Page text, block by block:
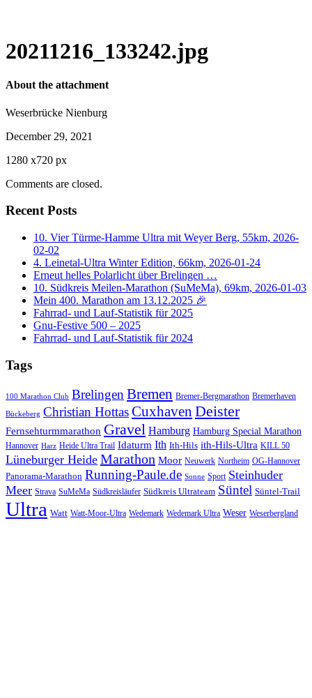
20211216_133242.jpg
About the attachment
Weserbrücke Nienburg
December 29, 2021
1280 x720 px
Comments are closed.
Recent Posts
10. Vier Türme-Hamme Ultra mit Weyer Berg, 55km, 2026-
02-02
4. Leinetal-Ultra Winter Edition, 66km, 2026-01-24
Erneut helles Polarlicht über Brelingen …
10. Südkreis Meilen-Marathon (SuMeMa), 69km, 2026-01-03
Mein 400. Marathon am 13.12.2025 🎉
Fahrrad- und Lauf-Statistik für 2025
Gnu-Festive 500 – 2025
Fahrrad- und Lauf-Statistik für 2024
Tags
100 Marathon Club BrelingenBremen Bremer-Bergmarathon Bremerhaven
Bückeberg Christian HottasCuxhaven Deister
Fernsehturmmarathon Gravel Hamburg Hamburg Special Marathon
Hannover Harz Heide Ultra Trail Idaturm Ith Ith-Hils ith-Hils-Ultra KILL 50
Lüneburger Heide Marathon Moor Neuwerk Northeim OG-Hannover
Panorama-Marathon Running-Paule.de Sonne Sport Steinhuder
Meer Strava SuMeMa Südkreisläufer Südkreis Ultrateam Süntel Süntel-Trail
Ultra Watt Watt-Moor-Ultra Wedemark Wedemark Ultra Weser Weserbergland